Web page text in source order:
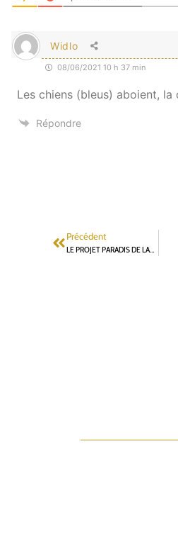
Widlo
08/06/2021 10 h 37 min
Les chiens (bleus) aboient, la
Répondre
Précédent
LE PROJET PARADIS DE LAURENT VASTEL